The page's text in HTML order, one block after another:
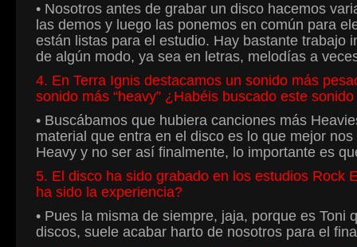
• Nosotros antes de grabar un disco hacemos
las demos y luego las ponemos en común para
están listas para el estudio. Hay bastante trabajo
de algún modo, ya sea en letras, melodías a
4. En Terra Ignis destacamos un sonido más
sonido más “heavy” ¿Habéis buscado este
• Buscábamos que hubiera canciones más
material que entra en el disco es lo que mejor
Heavy y no ser así finalmente, lo importante es
5. El disco ha sido grabado en los estudios Rock
ha sido la experiencia?
• Pues la misma de siempre, jaja, porque es
discos, suele acabar harto de nosotros para el